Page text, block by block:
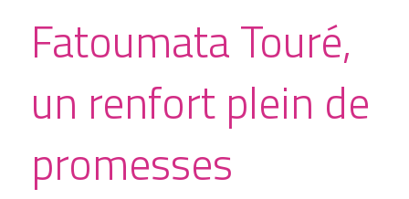
Fatoumata Touré,
un renfort plein de
promesses